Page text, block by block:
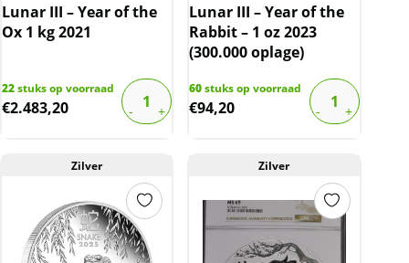
Lunar III – Year of the
Ox 1 kg 2021
22stuks op voorraad
€2.483,20
Lunar III – Year of the
Rabbit – 1 oz 2023
(300.000 oplage)
60stuks op voorraad
€94,20
Zilver Zilver